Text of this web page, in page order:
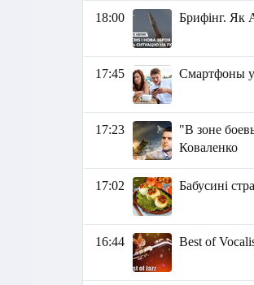
18:00 Брифінг. Як
17:45 Смартфоны у
17:23
"В зоне
Коваленко
17:02 Бабусині
16:44 Best of